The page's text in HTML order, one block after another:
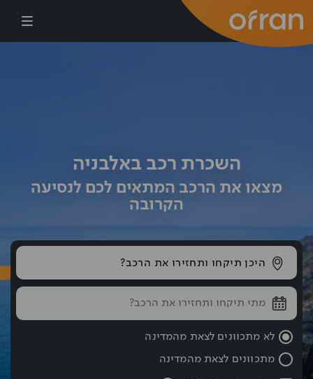
השכרת רכב באלבניה
מצאו את הרכב המתאים לכם לנסיעה
הקרובה
היכן תיקחו ותחזירו את הרכב?
שעת החזרה נבחרה: 10:00
לא מתכוונים לצאת מהמדינה
מתכוונים לצאת מהמדינה